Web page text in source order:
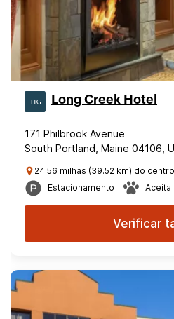
Long Creek Hotel
171 Philbrook Avenue
South Portland, Maine 04106,
24.56 milhas (39.52 km) do
Estacionamento
Aceita
Verificar